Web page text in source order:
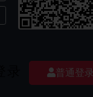
经验交流探索创新
普通登录